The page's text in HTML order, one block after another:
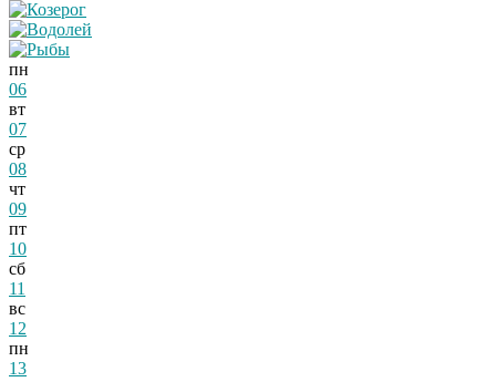
пн
06
вт
07
ср
08
чт
09
пт
10
сб
11
вс
12
пн
13